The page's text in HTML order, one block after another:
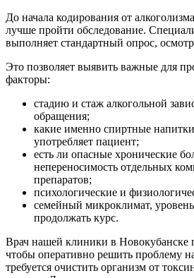
До начала кодирования от
лучше пройти обследование.
выполняет стандартный опрос,
Это позволяет выявить важные для
факторы:
стадию и стаж алкогольной
обращения;
какие именно спиртные
употребляет пациент;
есть ли опасные хронические
непереносимость отдельных
препаратов;
психологические и
семейный микроклимат,
продолжать курс.
Врач нашей клиники в Новокубанске
чтобы оперативно решить проблему
требуется очистить организм от